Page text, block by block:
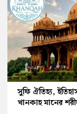
সুফি ঐতিহ্য,
খানকাহ মানের